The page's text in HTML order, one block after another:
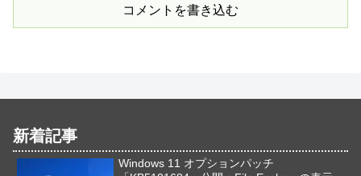
コメントを書き込む
新着記事
Windows 11 オプションパッチ